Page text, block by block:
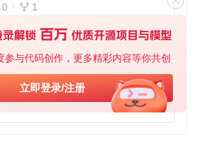
参与代码创作，更多精彩内容等你共创
立即登录/注册
0 1
基于Python的Xiaozhi AI，适用于想要完整Xiaozhi体验而无需拥有专用硬件的用户。
1